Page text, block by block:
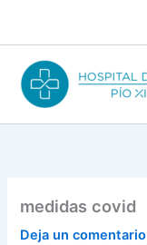
medidas covid
Deja un comentario